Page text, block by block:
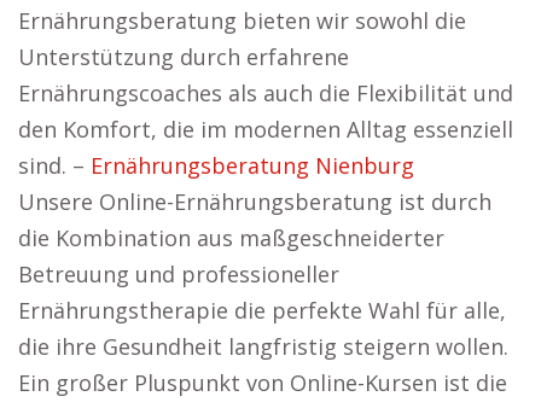
Ernährungsberatung bieten wir sowohl die
Unterstützung durch erfahrene
Ernährungscoaches als auch die Flexibilität und
den Komfort, die im modernen Alltag essenziell
sind. – Ernährungsberatung Nienburg
Unsere Online-Ernährungsberatung ist durch
die Kombination aus maßgeschneiderter
Betreuung und professioneller
Ernährungstherapie die perfekte Wahl für alle,
die ihre Gesundheit langfristig steigern wollen.
Ein großer Pluspunkt von Online-Kursen ist die